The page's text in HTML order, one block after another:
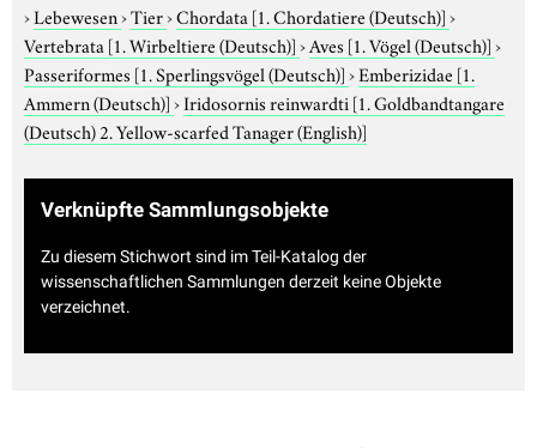
›Lebewesen›Tier›Chordata [1. Chordatiere (Deutsch)]›
Vertebrata [1. Wirbeltiere (Deutsch)]›Aves [1. Vögel (Deutsch)]›
Passeriformes [1. Sperlingsvögel (Deutsch)]›Emberizidae [1.
Ammern (Deutsch)]›Iridosornis reinwardti [1. Goldbandtangare
(Deutsch) 2. Yellow-scarfed Tanager (English)]
Verknüpfte Sammlungsobjekte
Zu diesem Stichwort sind im Teil-Katalog der
wissenschaftlichen Sammlungen derzeit keine Objekte
verzeichnet.